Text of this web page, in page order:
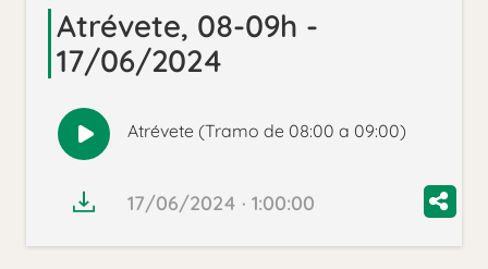
Atrévete, 08-09h -
17/06/2024
Reproducir
audio
Atrévete (Tramo de 08:00 a 09:00)
17/06/2024 · 1:00:00